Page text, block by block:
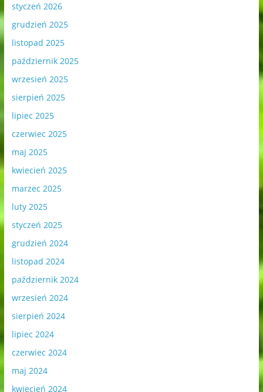
styczeń 2026
grudzień 2025
listopad 2025
październik 2025
wrzesień 2025
sierpień 2025
lipiec 2025
czerwiec 2025
maj 2025
kwiecień 2025
marzec 2025
luty 2025
styczeń 2025
grudzień 2024
listopad 2024
październik 2024
wrzesień 2024
sierpień 2024
lipiec 2024
czerwiec 2024
maj 2024
kwiecień 2024